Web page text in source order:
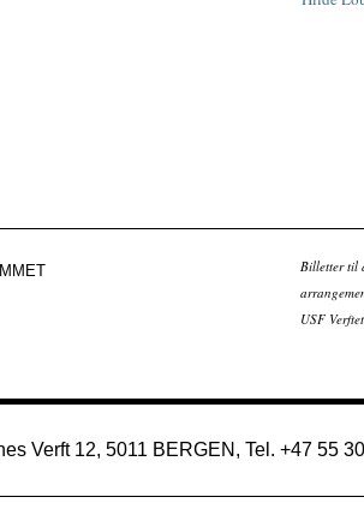
Billetter til
USF
Verft 12, 5011 BERGEN, Tel. +47 55